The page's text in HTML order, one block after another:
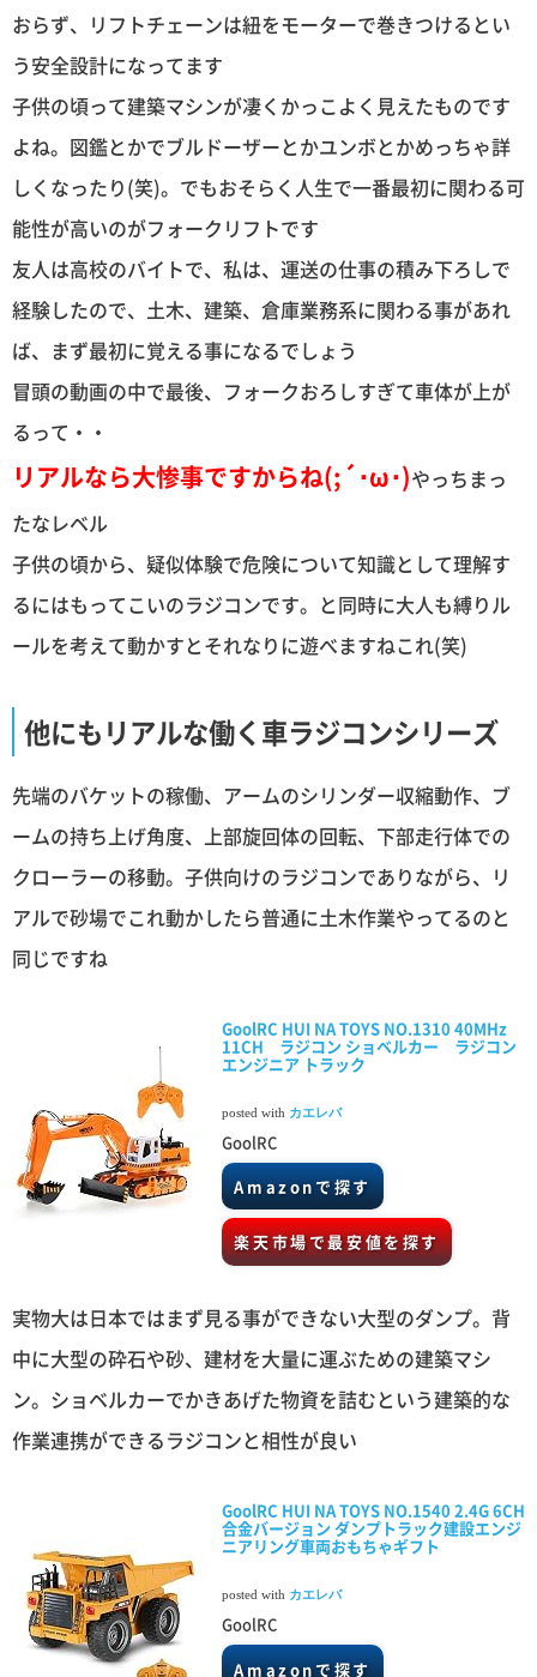
おらず、リフトチェーンは紐をモーターで巻きつけるとい
う安全設計になってます
子供の頃って建築マシンが凄くかっこよく見えたものです
よね。図鑑とかでブルドーザーとかユンボとかめっちゃ詳
しくなったり(笑)。でもおそらく人生で一番最初に関わる可
能性が高いのがフォークリフトです
友人は高校のバイトで、私は、運送の仕事の積み下ろしで
経験したので、土木、建築、倉庫業務系に関わる事があれ
ば、まず最初に覚える事になるでしょう
冒頭の動画の中で最後、フォークおろしすぎて車体が上が
るって・・
リアルなら大惨事ですからね(;´･ω･)やっちまっ
たなレベル
子供の頃から、疑似体験で危険について知識として理解す
るにはもってこいのラジコンです。と同時に大人も縛りル
ールを考えて動かすとそれなりに遊べますねこれ(笑)
他にもリアルな働く車ラジコンシリーズ
先端のバケットの稼働、アームのシリンダー収縮動作、ブ
ームの持ち上げ角度、上部旋回体の回転、下部走行体での
クローラーの移動。子供向けのラジコンでありながら、リ
アルで砂場でこれ動かしたら普通に土木作業やってるのと
同じですね
GoolRC HUI NA TOYS NO.1310 40MHz
11CH ラジコン ショベルカー ラジコン
エンジニア トラック
posted with カエレバ
GoolRC
Amazonで探す
楽天市場で最安値を探す
実物大は日本ではまず見る事ができない大型のダンプ。背
中に大型の砕石や砂、建材を大量に運ぶための建築マシ
ン。ショベルカーでかきあげた物資を詰むという建築的な
作業連携ができるラジコンと相性が良い
GoolRC HUI NA TOYS NO.1540 2.4G 6CH
合金バージョン ダンプトラック建設エンジ
ニアリング車両おもちゃギフト
posted with カエレバ
GoolRC
Amazonで探す